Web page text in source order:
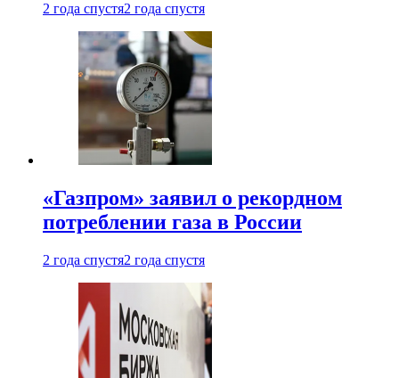
2 года спустя2 года спустя
«Газпром» заявил о рекордном
потреблении газа в России
2 года спустя2 года спустя